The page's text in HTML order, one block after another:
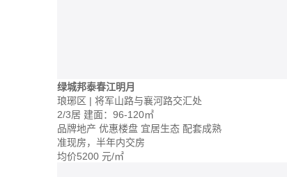
绿城邦泰春江明月
琅琊区 | 将军山路与襄河路交汇处
2/3居 建面：96-120㎡
品牌地产 优惠楼盘 宜居生态 配套成熟
准现房，半年内交房
均价5200 元/㎡